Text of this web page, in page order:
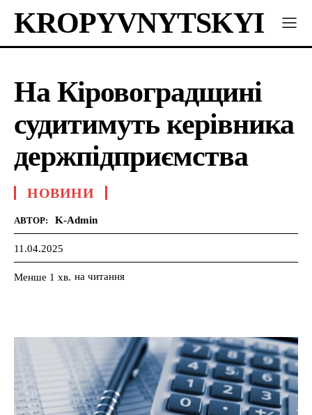
KROPYVNYTSKYI
На Кіровоградщині
судитимуть керівника
держпідприємства
НОВИНИ
АВТОР: K-Admin
11.04.2025
Менше 1 хв. на читання